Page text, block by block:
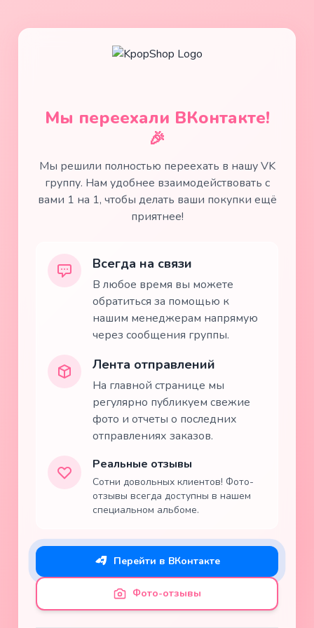
Мы переехали ВКонтакте!
🎉
Мы решили полностью переехать в нашу VK
группу. Нам удобнее взаимодействовать с
вами 1 на 1, чтобы делать ваши покупки ещё
приятнее!
Всегда на связи
В любое время вы можете
обратиться за помощью к
нашим менеджерам напрямую
через сообщения группы.
Лента отправлений
На главной странице мы
регулярно публикуем свежие
фото и отчеты о последних
отправлениях заказов.
Реальные отзывы
Сотни довольных клиентов! Фото-
отзывы всегда доступны в нашем
специальном альбоме.
Перейти в ВКонтакте
Фото-отзывы